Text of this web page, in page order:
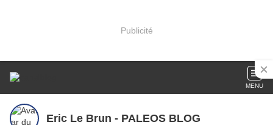
Publicité
MENU
Eric Le Brun - PALEOS BLOG